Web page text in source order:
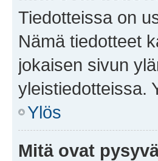
Tiedotteissa on
Nämä tiedotteet
jokaisen sivun
yleistiedotteissa.
Ylös
Mitä ovat